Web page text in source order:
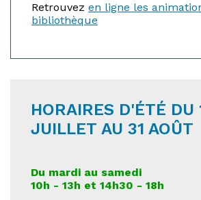
Retrouvez en ligne les
bibliothèque
HORAIRES D'ÉTÉ DU
JUILLET AU 31 AOÛT
Du mardi au samedi
10h - 13h et 14h30 - 18h